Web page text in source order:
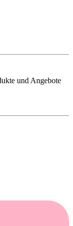
und Angebote